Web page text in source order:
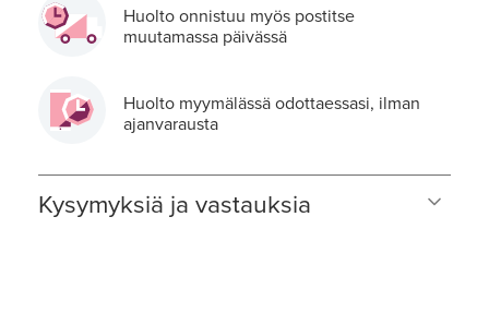
Huolto onnistuu myös postitse
muutamassa päivässä
Huolto myymälässä odottaessasi, ilman
ajanvarausta
Kysymyksiä ja vastauksia